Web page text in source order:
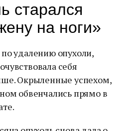
старался
на ноги»
удалению опухоли,
себя
Окрыленные успехом,
обвенчались прямо в